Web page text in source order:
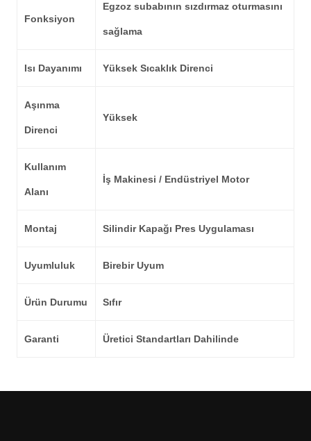
Fonksiyon
Egzoz subabının sızdırmaz oturmasını
sağlama
Isı Dayanımı Yüksek Sıcaklık Direnci
Aşınma
Direnci
Yüksek
Kullanım
Alanı
İş Makinesi / Endüstriyel Motor
Montaj Silindir Kapağı Pres Uygulaması
Uyumluluk Birebir Uyum
Ürün Durumu Sıfır
Garanti Üretici Standartları Dahilinde